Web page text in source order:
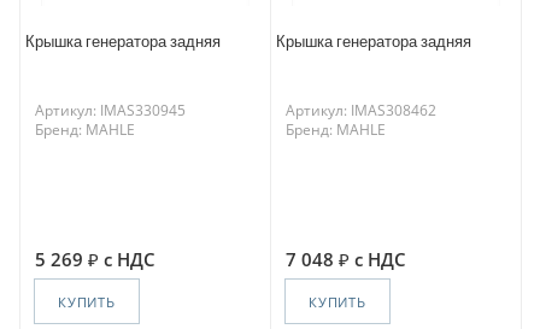
Крышка генератора задняя
Артикул: IMAS330945
Бренд: MAHLE
5 269 с НДС
КУПИТЬ
Крышка генератора задняя
Артикул: IMAS308462
Бренд: MAHLE
7 048 с НДС
КУПИТЬ